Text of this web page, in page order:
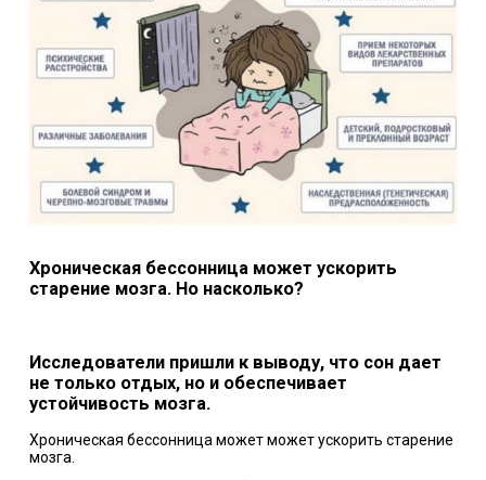
Хроническая бессонница может ускорить
старение мозга. Но насколько?
Исследователи пришли к выводу, что сон дает
не только отдых, но и обеспечивает
устойчивость мозга.
Хроническая бессонница может может ускорить старение
мозга.